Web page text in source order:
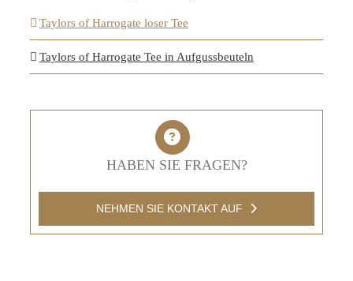
Taylors of Harrogate loser Tee
Taylors of Harrogate Tee in Aufgussbeuteln
HABEN SIE FRAGEN?
NEHMEN SIE KONTAKT AUF